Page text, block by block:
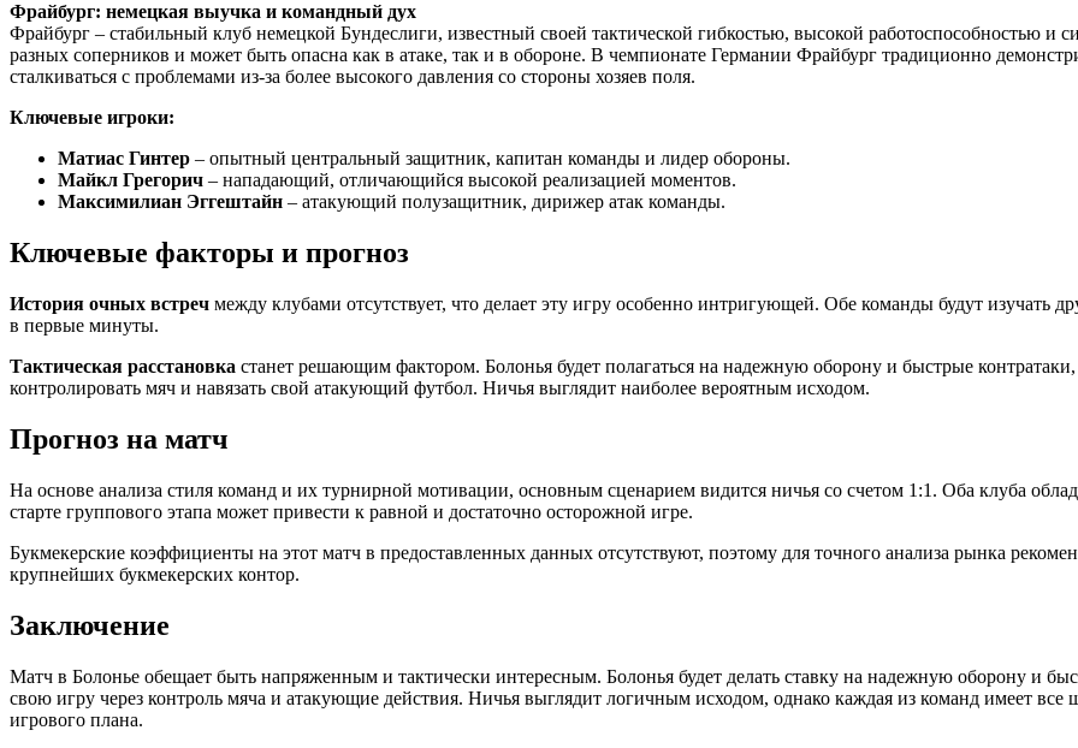
Фрайбург: немецкая выучка и командный дух
Фрайбург – стабильный клуб немецкой Бундеслиги, известный своей тактической гибкостью, высокой работоспособностью и
разных соперников и может быть опасна как в атаке, так и в обороне. В чемпионате Германии Фрайбург традиционно
сталкиваться с проблемами из-за более высокого давления со стороны хозяев поля.
Ключевые игроки:
Матиас Гинтер – опытный центральный защитник, капитан команды и лидер обороны.
Майкл Грегорич – нападающий, отличающийся высокой реализацией моментов.
Максимилиан Эггештайн – атакующий полузащитник, дирижер атак команды.
Ключевые факторы и прогноз
История очных встреч между клубами отсутствует, что делает эту игру особенно интригующей. Обе команды будут изучать
в первые минуты.
Тактическая расстановка станет решающим фактором. Болонья будет полагаться на надежную оборону и быстрые
контролировать мяч и навязать свой атакующий футбол. Ничья выглядит наиболее вероятным исходом.
Прогноз на матч
На основе анализа стиля команд и их турнирной мотивации, основным сценарием видится ничья со счетом 1:1. Оба клуба
старте группового этапа может привести к равной и достаточно осторожной игре.
Букмекерские коэффициенты на этот матч в предоставленных данных отсутствуют, поэтому для точного анализа рынка
крупнейших букмекерских контор.
Заключение
Матч в Болонье обещает быть напряженным и тактически интересным. Болонья будет делать ставку на надежную оборону и
свою игру через контроль мяча и атакующие действия. Ничья выглядит логичным исходом, однако каждая из команд имеет
игрового плана.